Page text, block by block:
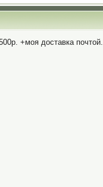
+моя доставка почтой.